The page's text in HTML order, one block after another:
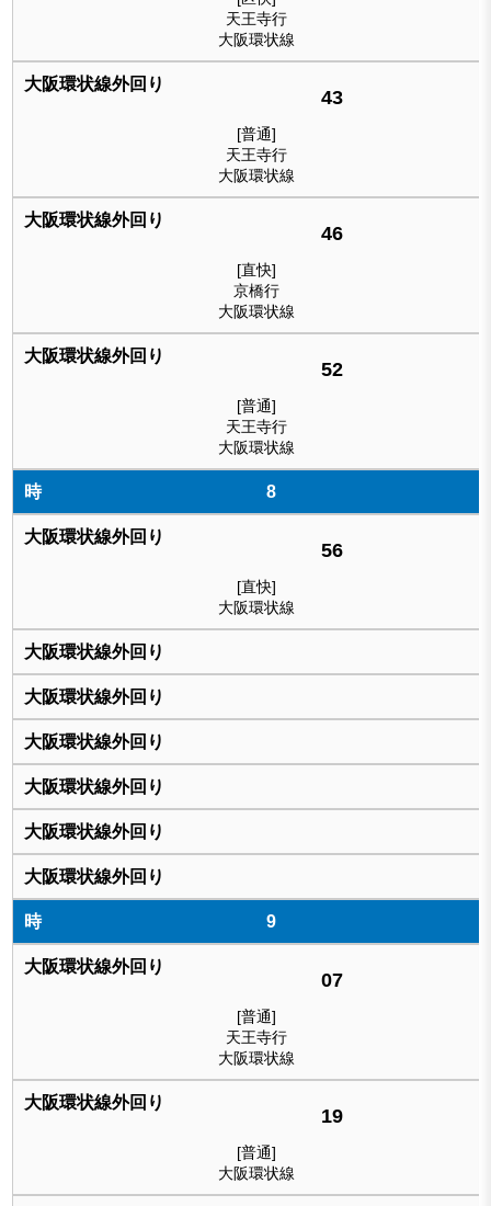
天王寺行
大阪環状線
43
[普通]
天王寺行
大阪環状線
46
[直快]
京橋行
大阪環状線
52
[普通]
天王寺行
大阪環状線
8
56
[直快]
大阪環状線
9
07
[普通]
天王寺行
大阪環状線
19
[普通]
大阪環状線